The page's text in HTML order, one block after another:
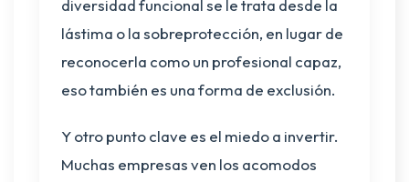
diversidad funcional se le trata desde la
lástima o la sobreprotección, en lugar de
reconocerla como un profesional capaz,
eso también es una forma de exclusión.
Y otro punto clave es el miedo a invertir.
Muchas empresas ven los acomodos